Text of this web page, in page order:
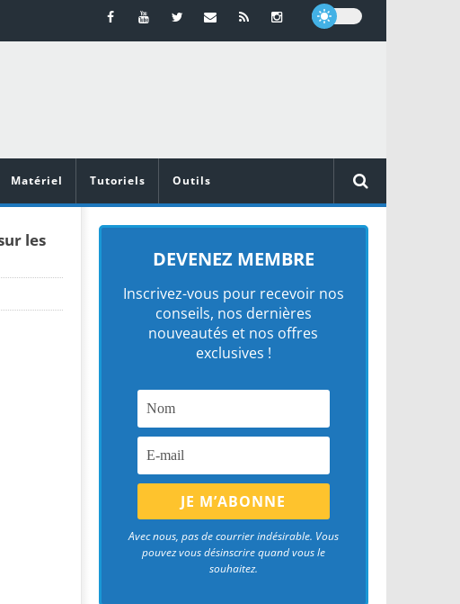
Matériel Tutoriels Outils
les
DEVENEZ MEMBRE
Inscrivez-vous pour recevoir nos
conseils, nos dernières
nouveautés et nos offres
exclusives !
Avec nous, pas de courrier indésirable. Vous
pouvez vous désinscrire quand vous le
souhaitez.